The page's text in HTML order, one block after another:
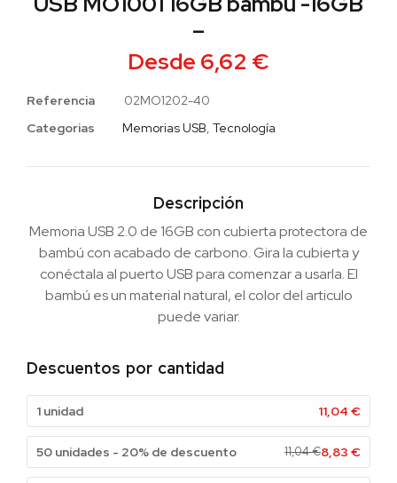
–
Desde 6,62 €
Referencia
02MO1202-40
Categorias
Memorias USB, Tecnología
Descripción
Memoria USB 2.0 de 16GB con cubierta protectora de
bambú con acabado de carbono. Gira la cubierta y
conéctala al puerto USB para comenzar a usarla. El
bambú es un material natural, el color del articulo
puede variar.
Descuentos por cantidad
1 unidad 11,04 €
50 unidades - 20% de descuento 11,04€8,83 €